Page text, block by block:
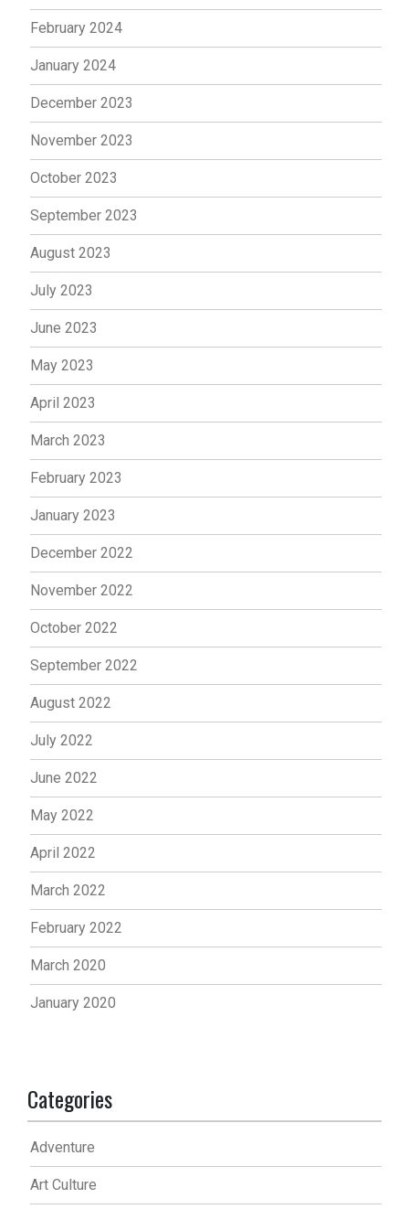
February 2024
January 2024
December 2023
November 2023
October 2023
September 2023
August 2023
July 2023
June 2023
May 2023
April 2023
March 2023
February 2023
January 2023
December 2022
November 2022
October 2022
September 2022
August 2022
July 2022
June 2022
May 2022
April 2022
March 2022
February 2022
March 2020
January 2020
Categories
Adventure
Art Culture